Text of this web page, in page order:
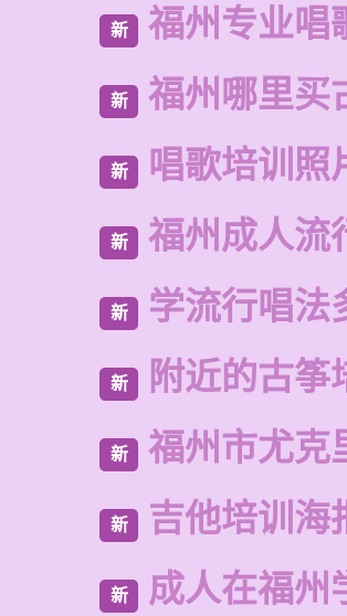
新 福州专业唱
新 福州哪里买
新 唱歌培训照
新 福州成人流
新 学流行唱法
新 附近的古筝
新 福州市尤克
新 吉他培训海
新 成人在福州